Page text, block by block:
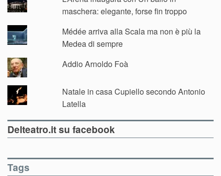
maschera: elegante, forse fin troppo
Médée arriva alla Scala ma non è più la
Medea di sempre
Addio Arnoldo Foà
Natale in casa Cupiello secondo Antonio
Latella
Delteatro.it su facebook
Tags